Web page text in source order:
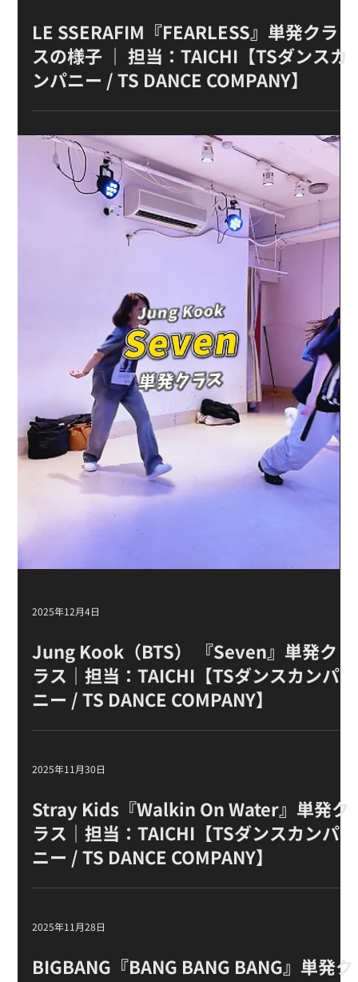
NewJeans『Supernatural』【単発ク
ラス】の様子｜担当：TAICHI【TSダン
スカンパニー】
LE SSERAFIM『FEARLESS』単発クラ
スの様子 ｜ 担当：TAICHI【TSダンスカ
ンパニー / TS DANCE COMPANY】